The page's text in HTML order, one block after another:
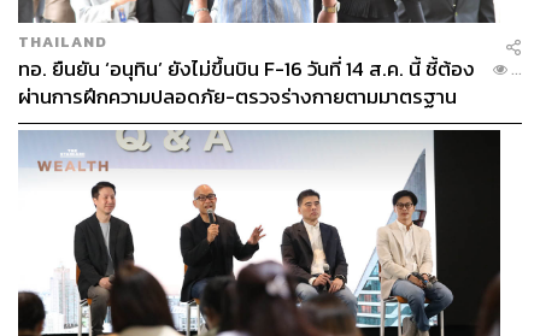
THAILAND
ทอ. ยืนยัน ‘อนุทิน’ ยังไม่ขึ้นบิน F-16 วันที่ 14 ส.ค. นี้ ชี้ต้อง
ผ่านการฝึกความปลอดภัย-ตรวจร่างกายตามมาตรฐาน
ก่อน
...